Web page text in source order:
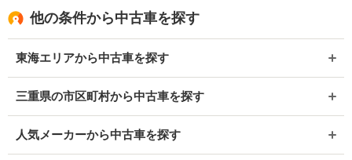
他の条件から中古車を探す
東海エリアから中古車を探す
三重県の市区町村から中古車を探す
人気メーカーから中古車を探す